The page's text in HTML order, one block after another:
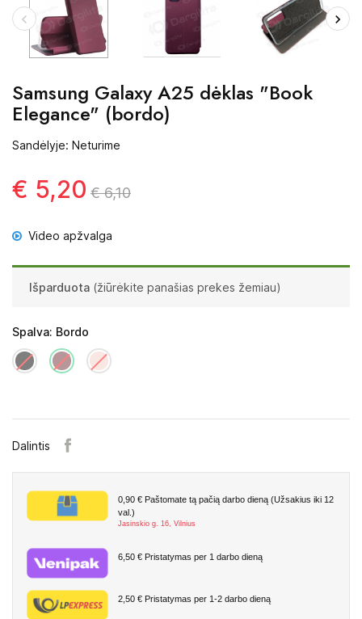
Samsung Galaxy A25 dėklas "Book
Elegance" (bordo)
Sandėlyje: Neturime
€ 5,20 € 6,10
Video apžvalga
Išparduota (žiūrėkite panašias prekes žemiau)
Spalva: Bordo
Dalintis
0,90 € Paštomate tą pačią darbo dieną (Užsakius iki 12
val.)
Jasinskio g. 16, Vilnius
6,50 € Pristatymas per 1 darbo dieną
2,50 € Pristatymas per 1-2 darbo dieną